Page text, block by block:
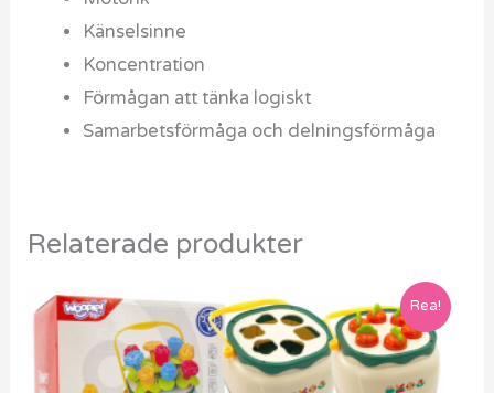
Känselsinne
Koncentration
Förmågan att tänka logiskt
Samarbetsförmåga och delningsförmåga
Relaterade produkter
Rea!
Det
ursprungliga
priset
539 kr.
Det
nuvarande
priset
är:
379 kr.